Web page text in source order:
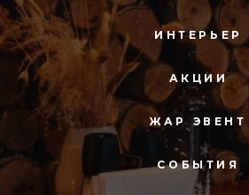
ИНТЕРЬЕР
АКЦИИ
ЖАР ЭВЕНТ
СОБЫТИЯ